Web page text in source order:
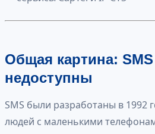
Общая картина:
недоступны
SMS были разработаны в 1992
людей с маленькими